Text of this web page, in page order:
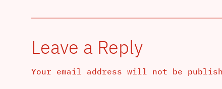
Leave a Reply
Your email address will not be